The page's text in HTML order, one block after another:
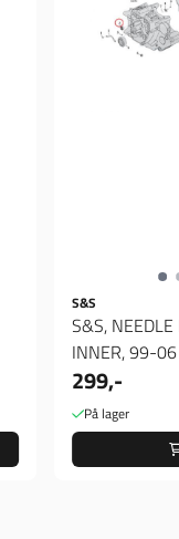
S&S
S&S, NEEDLE BEARING.
INNER, 99-
lager
299,-
På lager